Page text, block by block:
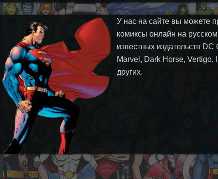
У нас на сайте вы можете
комиксы онлайн на
известных издательств DC
Marvel, Dark Horse, Vertigo,
других.